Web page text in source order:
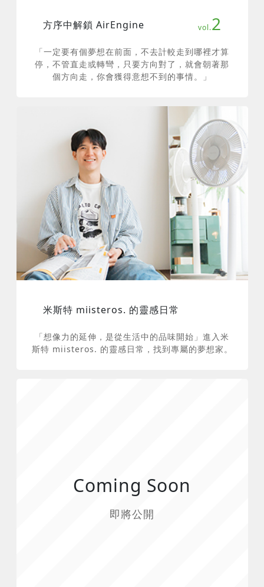
方序中解鎖 AirEngine 2
「一定要有個夢想在前面，不去計較走到哪裡才算
停，不管直走或轉彎，只要方向對了，就會朝著那
個方向走，你會獲得意想不到的事情。」
米斯特 miisteros. 的靈感日常
「想像力的延伸，是從生活中的品味開始」進入米
斯特 miisteros. 的靈感日常，找到專屬的夢想家。
Coming Soon
即將公開